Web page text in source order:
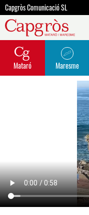
Capgròs Comunicació SL
Mataró Maresme